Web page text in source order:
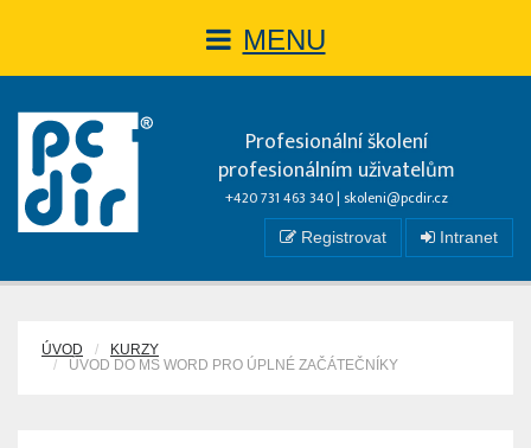
MENU
Profesionální školení
profesionálním uživatelům
+420 731 463 340 | skoleni@pcdir.cz
Registrovat Intranet
ÚVOD
KURZY
ÚVOD DO MS WORD PRO ÚPLNÉ ZAČÁTEČNÍKY